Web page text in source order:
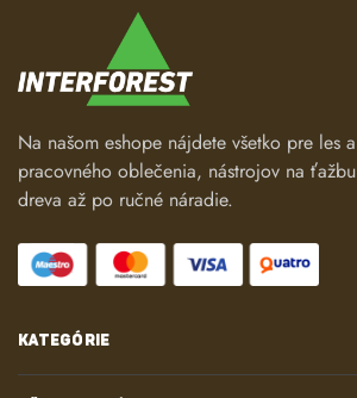
Na našom eshope nájdete všetko pre les
pracovného oblečenia, nástrojov na
dreva až po ručné náradie.
KATEGÓRIE